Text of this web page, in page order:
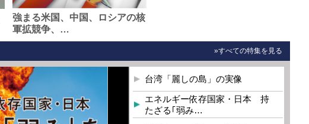
強まる米国、中国、ロシアの核
軍拡競争、…
»すべての特集を見る
台湾「麗しの島」の実像
エネルギー依存国家・日本 持
たざる｢弱み…